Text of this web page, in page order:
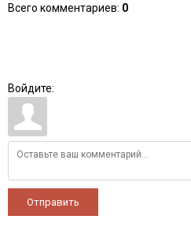
Всего комментариев: 0
Войдите:
Отправить